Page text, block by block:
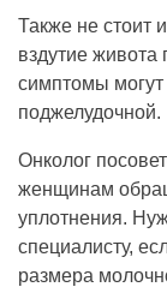
Также не стоит
вздутие
симптомы
поджелудочной.
Онколог
женщинам
уплотнения.
специалисту,
размера